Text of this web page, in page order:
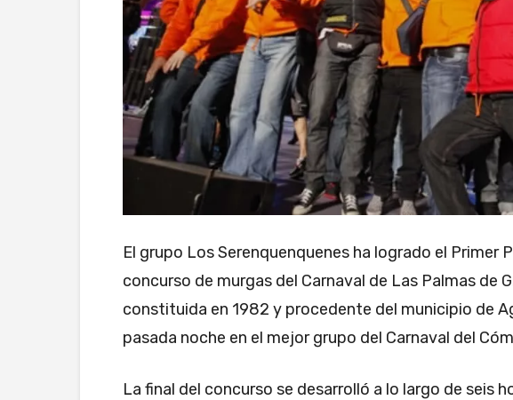
El grupo Los Serenquenquenes ha logrado el Primer
concurso de murgas del Carnaval de Las Palmas de
constituida en 1982 y procedente del municipio de
pasada noche en el mejor grupo del Carnaval del
La final del concurso se desarrolló a lo largo de seis